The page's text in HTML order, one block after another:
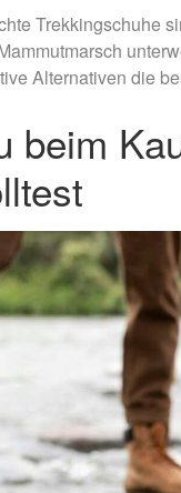
Trekkingschuhe
Alternativen die
beim